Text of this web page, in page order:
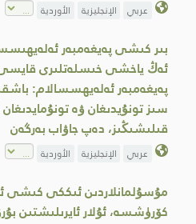
عربي الإنجليزية الأوردية
بىر كىشى پەيغەمبەر
ئەڭ ياخشى خىسلەتلىرى
پەيغەمبەر ئەلەيھسسالام:
سىز تونۇيدىغان ۋە
قىلىشىڭىز، دەپ جاۋاب بەرگەن
عربي الإنجليزية الأوردية
مۇسۇلمانلاردىن ئىككى كىشى
كۆرۈشسە، ئۇلار ئايرىلىشتىن